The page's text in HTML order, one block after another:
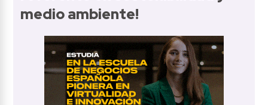
medio ambiente!